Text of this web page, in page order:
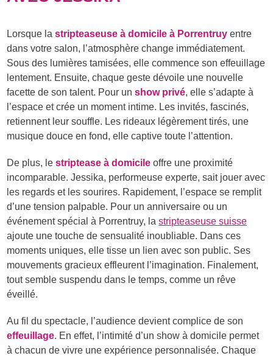
Lorsque lastripteaseuse à domicile à Porrentruy entre
dans votre salon, l’atmosphère change immédiatement.
Sous des lumières tamisées, elle commence son effeuillage
lentement. Ensuite, chaque geste dévoile une nouvelle
facette de son talent. Pour unshow privé, elle s’adapte à
l’espace et crée un moment intime. Les invités, fascinés,
retiennent leur souffle. Les rideaux légèrement tirés, une
musique douce en fond, elle captive toute l’attention.
De plus, lestriptease à domicile offre une proximité
incomparable. Jessika, performeuse experte, sait jouer avec
les regards et les sourires. Rapidement, l’espace se remplit
d’une tension palpable. Pour un anniversaire ou un
événement spécial à Porrentruy, lastripteaseuse suisse
ajoute une touche de sensualité inoubliable. Dans ces
moments uniques, elle tisse un lien avec son public. Ses
mouvements gracieux effleurent l’imagination. Finalement,
tout semble suspendu dans le temps, comme un rêve
éveillé.
Au fil du spectacle, l’audience devient complice de son
effeuillage. En effet, l’intimité d’un show à domicile permet
à chacun de vivre une expérience personnalisée. Chaque